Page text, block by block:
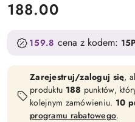
cena:
188.00
159.8 cena z kodem: 15P
Zarejestruj/zaloguj się,
produktu 188 punktów,
kolejnym zamówieniu. 10
programu rabatowego.